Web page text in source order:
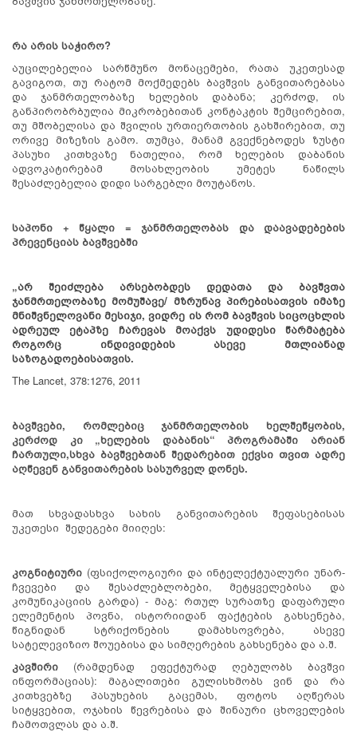
რა არის საჭირო?
აუცილებელია სარწმუნო მონაცემები, რათა უკეთესად
გავიგოთ, თუ რატომ მოქმედებს ბავშვის განვითარებასა
და ჯანმრთელობაზე ხელების დაბანა; კერძოდ, ის
განპირობრბულია მიკრობებითან კონტაკტის შემცირებით,
თუ მშობელისა და შვილის ურთიერთობის გახშირებით, თუ
ორივე მიზეზის გამო. თუმცა, მანამ გვექნებოდეს ზუსტი
პასუხი კითხვაზე ნათელია, რომ ხელების დაბანის
ადვოკატირებამ მოსახლეობის უმეტეს ნაწილს
შესაძლებელია დიდი სარგებლი მოუტანოს.
საპონი + წყალი = ჯანმრთელობას და დაავადებების
პრევენციას ბავშვებში
„არ შეიძლება არსებობდეს დედათა და ბავშვთა
ჯანმრთელობაზე მომუშავე/ მზრუნავ პირებისათვის იმაზე
მნიშვნელოვანი მესიჯი, ვიდრე ის რომ ბავშვის სიცოცხლის
ადრეულ ეტაპზე ჩარევას მოაქვს უდიდესი წარმატება
როგორც ინდივიდების ასევე მთლიანად
საზოგადოებისათვის.
The Lancet, 378:1276, 2011
ბავშვები, რომლებიც ჯანმრთელობის ხელშეწყობის,
კერძოდ კი „ხელების დაბანის“ პროგრამაში არიან
ჩართული,სხვა ბავშვებთან შედარებით ექვსი თვით ადრე
აღწევენ განვითარების სასურველ დონეს.
მათ სხვადასხვა სახის განვითარების შეფასებისას
უკეთესი შედეგები მიიღეს:
კოგნიტიური (ფსიქოლოგიური და ინტელექტუალური უნარ-
ჩვევები და შესაძლებლობები, მეტყველებისა და
კომუნიკაციის გარდა) - მაგ: რთულ სურათზე დაფარული
ელემენტის პოვნა, ისტორიიდან ფაქტების გახსენება,
წიგნიდან სტრიქონების დამახსოვრება, ასევე
სატელევიზიო შოუებისა და სიმღერების გახსენება და ა.შ.
კავშირი (რამდენად ეფექტურად ღებულობს ბავშვი
ინფორმაციას): მაგალითები გულისხმობს ვინ და რა
კითხვებზე პასუხების გაცემას, ფოტოს აღწერას
სიტყვებით, ოჯახის წევრებისა და შინაური ცხოველების
ჩამოთვლას და ა.შ.